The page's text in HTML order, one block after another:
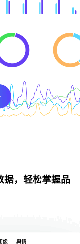
据，轻松掌握品